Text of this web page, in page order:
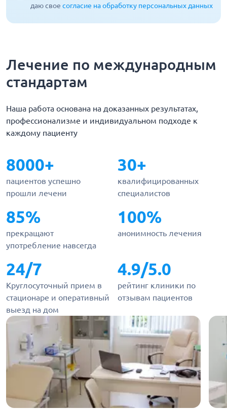
даю свое согласие на обработку персональных данных
Лечение по международным
стандартам
Наша работа основана на доказанных результатах,
профессионализме и индивидуальном подходе к
каждому пациенту
8000+
пациентов успешно
прошли лечени
30+
квалифицированных
специалистов
85%
прекращают
употребление навсегда
100%
анонимность лечения
24/7
Круглосуточный прием в
стационаре и оперативный
выезд на дом
4.9/5.0
рейтинг клиники по
отзывам пациентов